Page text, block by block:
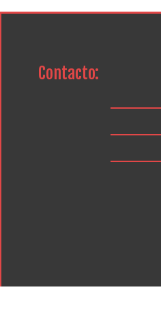
Contacto: